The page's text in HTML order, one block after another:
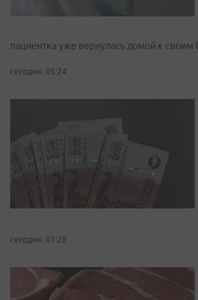
пациентка уже вернулась домой к своим
сегодня, 05:24
сегодня, 01:28